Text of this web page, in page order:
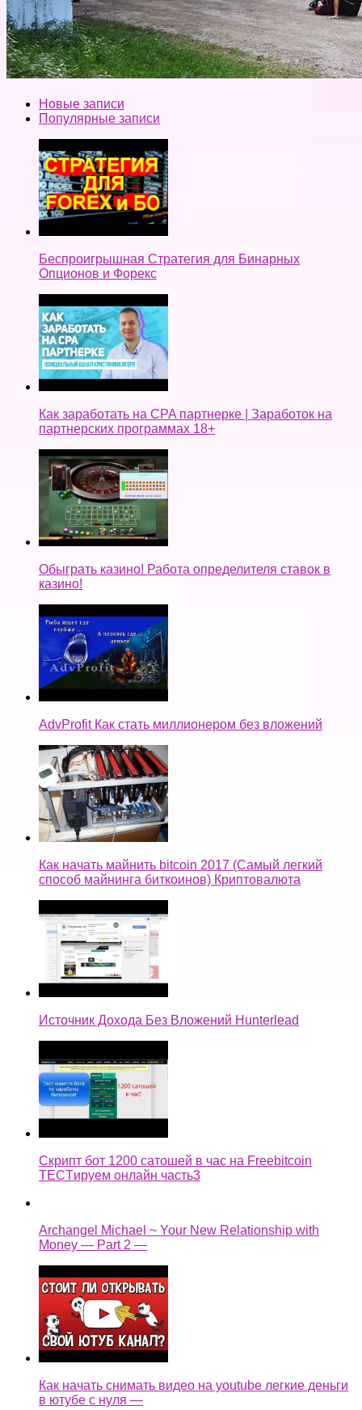
Новые записи
Популярные записи
Беспроигрышная Стратегия для Бинарных
Опционов и Форекс
Как заработать на CPA партнерке | Заработок на
партнерских программах 18+
Обыграть казино! Работа определителя ставок в
казино!
AdvProfit Как стать миллионером без вложений
Как начать майнить bitcoin 2017 (Самый легкий
способ майнинга биткоинов) Криптовалюта
Источник Дохода Без Вложений Hunterlead
Скрипт бот 1200 сатошей в час на Freebitcoin
TECTируем онлайн часть3
Archangel Michael ~ Your New Relationship with
Money — Part 2 —
Как начать снимать видео на youtube легкие деньги
в ютубе с нуля —